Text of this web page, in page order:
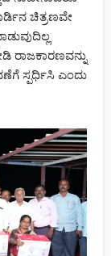
ಬರ್ಬರ ಹ*
ಲ್ಲಿ ಸತ್ಯ? ಪರಸ್ತ್ರೀ
ಗೆ ಬಂದ 8ರಲ್ಲಿ
ಚಿತ್ರಣವೇ
ರಾಜಕಾರಣವನ್ನು
ಸ್ಪರ್ಧಿಸಿ ಎಂದು